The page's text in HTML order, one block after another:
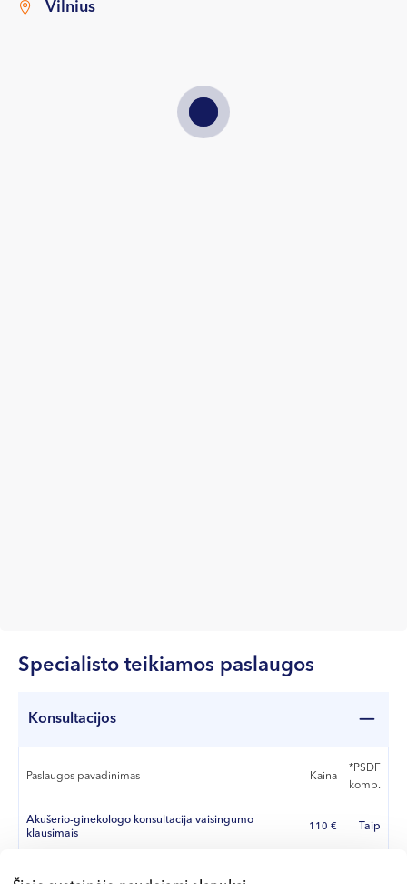
Vilnius
Specialisto teikiamos paslaugos
Konsultacijos
Paslaugos pavadinimas Kaina
*PSDF
komp.
Akušerio-ginekologo konsultacija vaisingumo
klausimais
110 € Taip
vaisingumo klausimais